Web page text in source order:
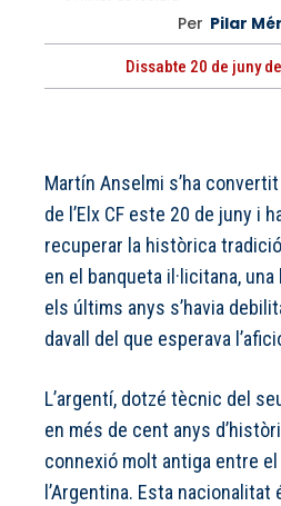
Per Pilar
Dissabte 20 de juny
Martín Anselmi s’ha
de l’Elx CF este 20 de juny i
recuperar la històrica
en el banqueta il·licitana, una
els últims anys s’havia
davall del que esperava
L’argentí, dotzé tècnic del
en més de cent anys
connexió molt antiga entre
l’Argentina. Esta